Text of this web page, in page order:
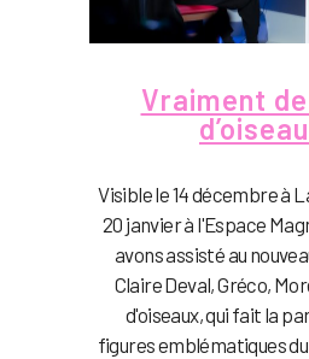
Vraiment
Visible le 14 décembre à
20 janvier à l'Espace
avons assisté au
Claire Deval, Gréco,
d'oiseaux, qui fait la
figures emblématiques